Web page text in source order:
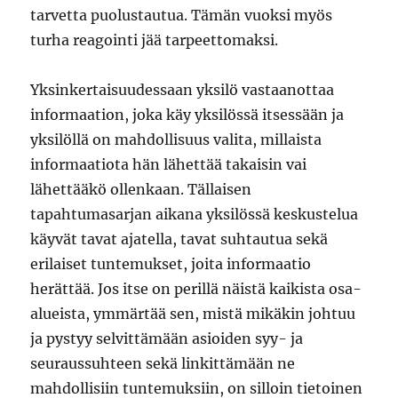
tarvetta puolustautua. Tämän vuoksi myös
turha reagointi jää tarpeettomaksi.
Yksinkertaisuudessaan yksilö vastaanottaa
informaation, joka käy yksilössä itsessään ja
yksilöllä on mahdollisuus valita, millaista
informaatiota hän lähettää takaisin vai
lähettääkö ollenkaan. Tällaisen
tapahtumasarjan aikana yksilössä keskustelua
käyvät tavat ajatella, tavat suhtautua sekä
erilaiset tuntemukset, joita informaatio
herättää. Jos itse on perillä näistä kaikista osa-
alueista, ymmärtää sen, mistä mikäkin johtuu
ja pystyy selvittämään asioiden syy- ja
seuraussuhteen sekä linkittämään ne
mahdollisiin tuntemuksiin, on silloin tietoinen